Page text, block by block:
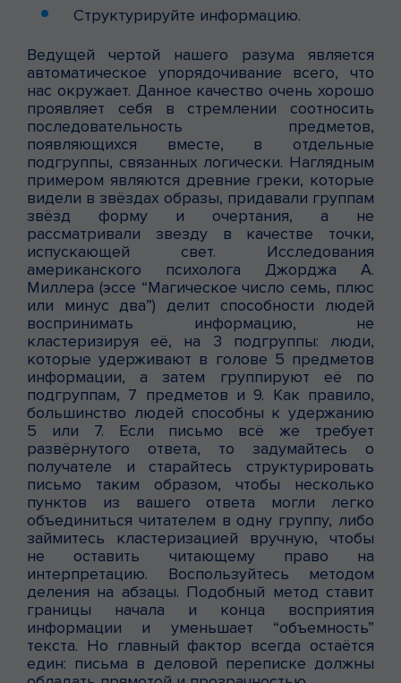
Структурируйте информацию.
Ведущей чертой нашего разума является
автоматическое упорядочивание всего, что
нас окружает. Данное качество очень хорошо
проявляет себя в стремлении соотносить
последовательность предметов,
появляющихся вместе, в отдельные
подгруппы, связанных логически. Наглядным
примером являются древние греки, которые
видели в звёздах образы, придавали группам
звёзд форму и очертания, а не
рассматривали звезду в качестве точки,
испускающей свет. Исследования
американского психолога Джорджа А.
Миллера (эссе “Магическое число семь, плюс
или минус два”) делит способности людей
воспринимать информацию, не
кластеризируя её, на 3 подгруппы: люди,
которые удерживают в голове 5 предметов
информации, а затем группируют её по
подгруппам, 7 предметов и 9. Как правило,
большинство людей способны к удержанию
5 или 7. Если письмо всё же требует
развёрнутого ответа, то задумайтесь о
получателе и старайтесь структурировать
письмо таким образом, чтобы несколько
пунктов из вашего ответа могли легко
объединиться читателем в одну группу, либо
займитесь кластеризацией вручную, чтобы
не оставить читающему право на
интерпретацию. Воспользуйтесь методом
деления на абзацы. Подобный метод ставит
границы начала и конца восприятия
информации и уменьшает “объемность”
текста. Но главный фактор всегда остаётся
един: письма в деловой переписке должны